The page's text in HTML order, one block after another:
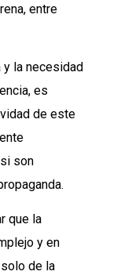
entre
y la necesidad
es
de este
son
que la
y en
de la